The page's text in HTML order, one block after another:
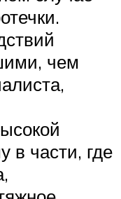
чем
в части, где